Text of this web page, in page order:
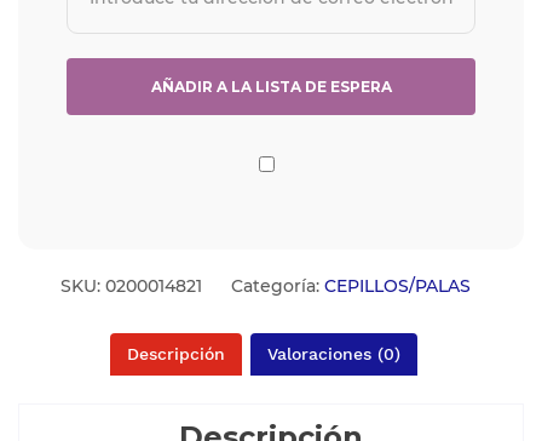
SKU: 0200014821 Categoría: CEPILLOS/PALAS
Descripción Valoraciones (0)